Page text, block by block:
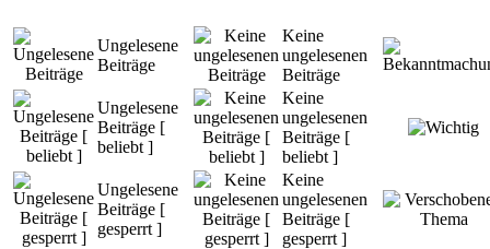
Ungelesene
Beiträge
Keine
ungelesenen
Beiträge
Ungelesene
Beiträge [
beliebt ]
Keine
ungelesenen
Beiträge [
beliebt ]
Ungelesene
Beiträge [
gesperrt ]
Keine
ungelesenen
Beiträge [
gesperrt ]